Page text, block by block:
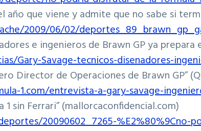
año que viene y admite que no sabe si
2009/06/02/
e ingenieros de Brawn GP ya
Gary-Savage-tecnicos-disenadores-
Director de Operaciones de Brawn GP”
1.com/entrevista-a-gary-savage-
sin Ferrari” (mallorcaconfidencial.com)
20090602_7265-%E2%80%9Cno-